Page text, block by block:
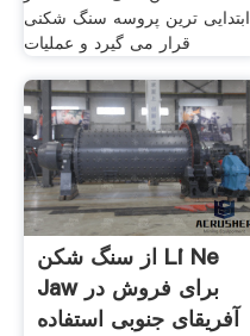
ابتدایی ترین پروسه سنگ شکنی
قرار می گیرد و عملیات
از سنگ شکن Li Ne
Jaw برای فروش در
آفریقای جنوبی استفاده